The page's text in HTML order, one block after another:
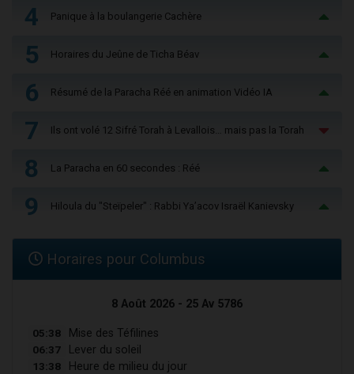
4 Panique à la boulangerie Cachère
5 Horaires du Jeûne de Ticha Béav
6 Résumé de la Paracha Réé en animation Vidéo IA
7 Ils ont volé 12 Sifré Torah à Levallois… mais pas la Torah
8 La Paracha en 60 secondes : Réé
9 Hiloula du "Steïpeler" : Rabbi Ya’acov Israël Kanievsky
Horaires pour Columbus
8 Août 2026 - 25 Av 5786
05:38 Mise des Téfilines
06:37 Lever du soleil
13:38 Heure de milieu du jour